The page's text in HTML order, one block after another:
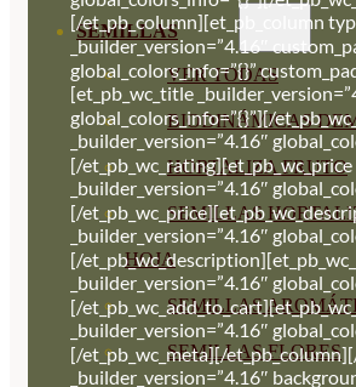
SEMILLAS
VER TODAS
BIODINÁMICAS
HORTALIZA FRUTO
SEMILLAS
HOJA
SEMILLAS
SEMILLAS FLORES
[/et_pb_column][et_pb_column
_builder_version=”4.16″
global_colors_info=”{}”
[et_pb_wc_title
global_colors_info=”{}”][/
_builder_version=”4.16″
[/et_pb_wc_rating][et_pb_wc_price
_builder_version=”4.16″
[/
_builder_version=”4.16″
[/
_builder_version=”4.16″
[/
_builder_version=”4.16″
[/et_pb_wc_meta][/
_builder_version=”4.16″